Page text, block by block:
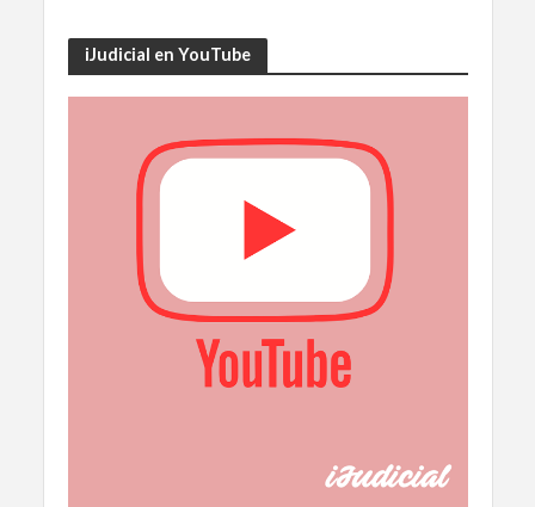
iJudicial en YouTube